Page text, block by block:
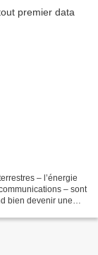
– l’énergie
– sont
bien devenir une